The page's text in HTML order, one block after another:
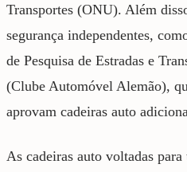
Transportes (ONU). Além
segurança independentes,
de Pesquisa de Estradas e
(Clube Automóvel Alemão),
aprovam cadeiras auto
As cadeiras auto voltadas